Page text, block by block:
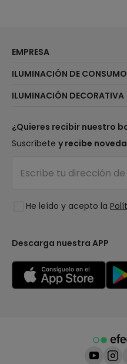
EMPRESA
Atención al cliente
Métodos de envío
¿Eres profesional?
Tiendas
Preguntas frecuentes
Iniciar sesión
ILUMINACIÓN DE CONSUMO
Marcas
Presupuestos
Iluminación para empresas
ILUMINACIÓN DECORATIVA
Top Marcas
Espacios
Colecciones
LoveYouGreen
¿Quieres recibir nuestro
Suscríbete y recibe
He leído y acepto la
Descarga nuestra APP